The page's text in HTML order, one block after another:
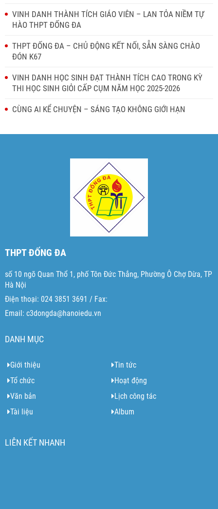
VINH DANH THÀNH TÍCH GIÁO VIÊN – LAN TỎA NIỀM TỰ
HÀO THPT ĐỐNG ĐA
THPT ĐỐNG ĐA – CHỦ ĐỘNG KẾT NỐI, SẴN SÀNG CHÀO
ĐÓN K67
VINH DANH HỌC SINH ĐẠT THÀNH TÍCH CAO TRONG KỲ
THI HỌC SINH GIỎI CẤP CỤM NĂM HỌC 2025-2026
CÙNG AI KỂ CHUYỆN – SÁNG TẠO KHÔNG GIỚI HẠN
THPT ĐỐNG ĐA
số 10 ngõ Quan Thổ 1, phố Tôn Đức Thắng, Phường Ô Chợ Dừa, TP
Hà Nội
Điện thoại: 024 3851 3691 / Fax:
Email: c3dongda@hanoiedu.vn
DANH MỤC
Giới thiệu
Tin tức
Tổ chức
Hoạt động
Văn bản
Lịch công tác
Tài liệu
Album
LIÊN KẾT NHANH